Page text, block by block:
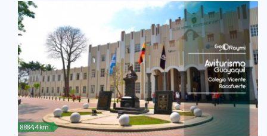
8884,4 km